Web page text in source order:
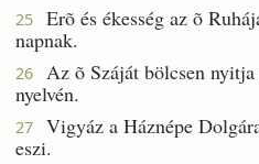
25
Erõ és ékesség az õ
napnak.
26
Az õ Száját bölcsen
nyelvén.
27
Vigyáz a Háznépe
eszi.